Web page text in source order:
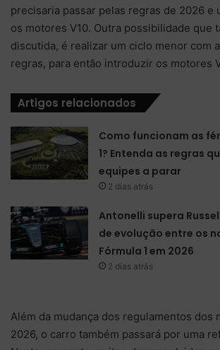
precisaria passar pelas regras de 2026 e
os motores V10. Outra possibilidade que
discutida, é realizar um ciclo menor com
regras, para então introduzir os motores
Artigos relacionados
Como funcionam as
1? Entenda as regras
equipes a parar
2 dias atrás
Antonelli supera
de evolução entre os
Fórmula 1 em 2026
2 dias atrás
Além da mudança dos regulamentos dos
2026, o carro também passará por uma